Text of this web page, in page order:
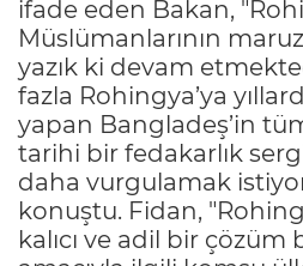
ifade eden Bakan,
Müslümanlarının
yazık ki devam
fazla Rohingya’ya
yapan Bangladeş’in
tarihi bir fedakarlık
daha vurgulamak
konuştu. Fidan,
kalıcı ve adil bir çözüm